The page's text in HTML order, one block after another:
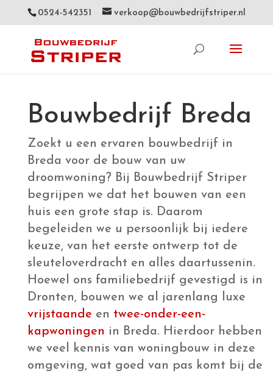
0524-542351 verkoop@bouwbedrijfstriper.nl
Bouwbedrijf Breda
Zoekt u een ervaren bouwbedrijf in
Breda voor de bouw van uw
droomwoning? Bij Bouwbedrijf Striper
begrijpen we dat het bouwen van een
huis een grote stap is. Daarom
begeleiden we u persoonlijk bij iedere
keuze, van het eerste ontwerp tot de
sleuteloverdracht en alles daartussenin.
Hoewel ons familiebedrijf gevestigd is in
Dronten, bouwen we al jarenlang luxe
vrijstaande en twee-onder-een-
kapwoningen in Breda. Hierdoor hebben
we veel kennis van woningbouw in deze
omgeving, wat goed van pas komt bij de